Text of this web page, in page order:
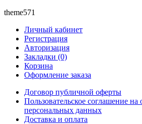
theme571
Личный кабинет
Регистрация
Авторизация
Закладки (0)
Корзина
Оформление заказа
Договор публичной оферты
Пользовательское соглашение на
персональных данных
Доставка и оплата